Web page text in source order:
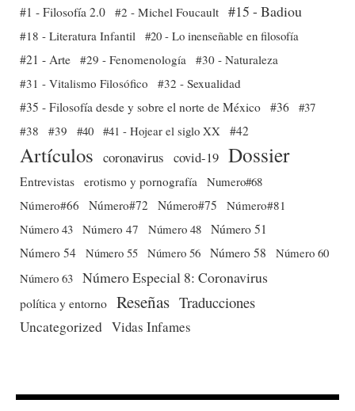
#1 - Filosofía 2.0 #2 - Michel Foucault #15 - Badiou
#18 - Literatura Infantil #20 - Lo inenseñable en filosofía
#21 - Arte #29 - Fenomenología
#30 - Naturaleza
#31 - Vitalismo Filosófico
#32 - Sexualidad
#35 - Filosofía desde y sobre el norte de México #36 #37
#38
#39 #40 #41 - Hojear el siglo XX #42
Artículos coronavirus covid-19 Dossier
Entrevistas erotismo y pornografía
Numero#68
Número#66
Número#72 Número#75
Número#81
Número 43 Número 47 Número 48 Número 51
Número 54 Número 55 Número 56 Número 58
Número 60
Número 63 Número Especial 8: Coronavirus
política y entorno Reseñas Traducciones
Uncategorized Vidas Infames